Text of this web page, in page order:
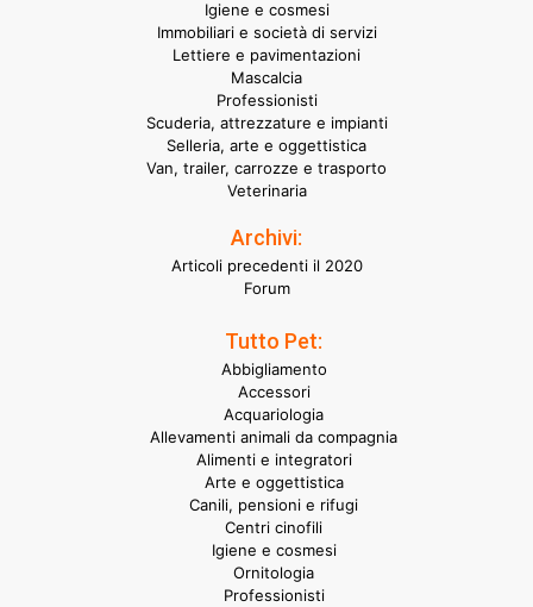
Igiene e cosmesi
Immobiliari e società di servizi
Lettiere e pavimentazioni
Mascalcia
Professionisti
Scuderia, attrezzature e impianti
Selleria, arte e oggettistica
Van, trailer, carrozze e trasporto
Veterinaria
Archivi:
Articoli precedenti il 2020
Forum
Tutto Pet:
Abbigliamento
Accessori
Acquariologia
Allevamenti animali da compagnia
Alimenti e integratori
Arte e oggettistica
Canili, pensioni e rifugi
Centri cinofili
Igiene e cosmesi
Ornitologia
Professionisti